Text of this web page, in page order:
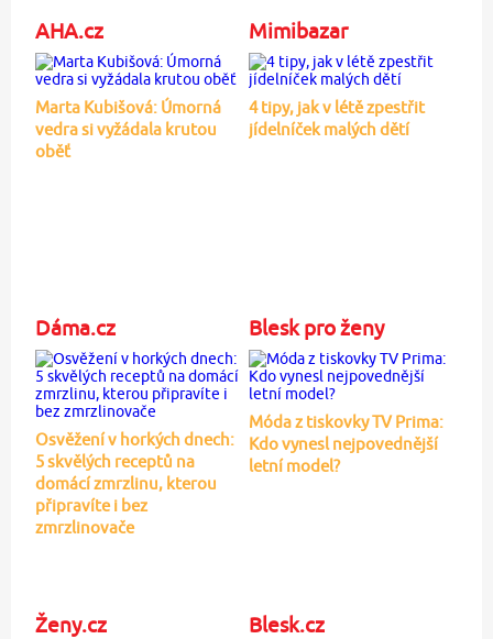
AHA.cz
Marta Kubišová: Úmorná
vedra si vyžádala krutou
oběť
Mimibazar
4 tipy, jak v létě zpestřit
jídelníček malých dětí
Dáma.cz
Osvěžení v horkých dnech:
5 skvělých receptů na
domácí zmrzlinu, kterou
připravíte i bez
zmrzlinovače
Blesk pro ženy
Móda z tiskovky TV Prima:
Kdo vynesl nejpovednější
letní model?
Ženy.cz Blesk.cz